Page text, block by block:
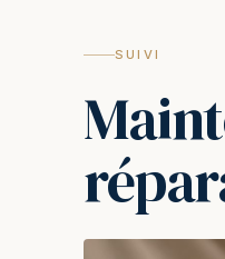
SUIVI